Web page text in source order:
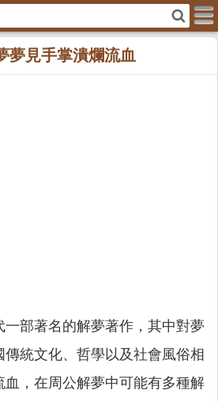
夢見手掌潰爛流血
一部著名的解夢著作，其中對夢
統文化、哲學以及社會風俗相
血，在周公解夢中可能有多種解